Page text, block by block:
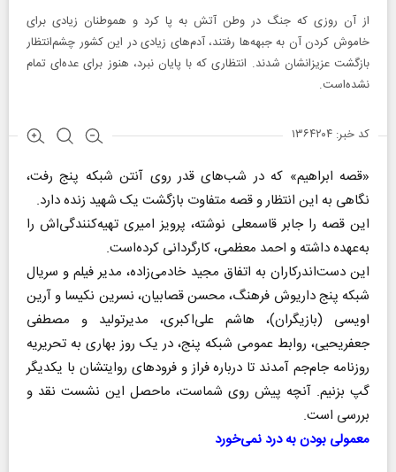
از آن روزی که جنگ در وطن آتش به پا کرد و هموطنان زیادی برای
خاموش کردن آن به جبهه‌ها رفتند، آدم‌های زیادی در این کشور چشم‌انتظار
بازگشت عزیزانشان شدند. انتظاری که با پایان نبرد، هنوز برای عده‌ای تمام
نشده‌است.
کد خبر: ۱۳۶۴۲۰۴
«قصه‌ ابراهیم» که در شب‌های قدر روی آنتن شبکه پنج رفت،
نگاهی به این انتظار و قصه متفاوت بازگشت یک شهید زنده‌ دارد.
این قصه را جابر قاسمعلی نوشته، پرویز امیری تهیه‌کنندگی‌اش را
به‌عهده داشته و احمد معظمی، کارگردانی کرده‌است.
این دست‌اندرکاران به اتفاق مجید خادمی‌زاده، مدیر فیلم و سریال
شبکه پنج داریوش فرهنگ،‌ محسن قصابیان، نسرین نکیسا و آرین
اویسی (بازیگران)، هاشم علی‌اکبری،‌ مدیرتولید و مصطفی
جعفر‌یحیی، روابط عمومی شبکه پنج، در یک روز بهاری به تحریریه
روزنامه جام‌جم ‌‌آمدند تا درباره فراز و فرودهای روایتشان با یکدیگر
گپ بزنیم. آنچه پیش روی شماست، ماحصل این نشست نقد و
بررسی است.
معمولی بودن به درد نمی‌خورد